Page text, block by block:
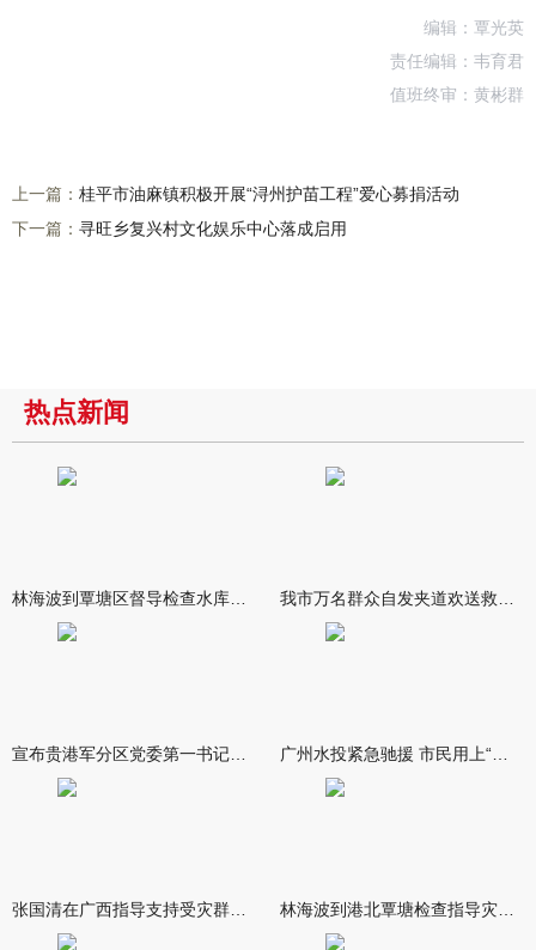
编辑：覃光英
责任编辑：韦育君
值班终审：黄彬群
上一篇： 桂平市油麻镇积极开展“浔州护苗工程”爱心募捐活动
下一篇： 寻旺乡复兴村文化娱乐中心落成启用
热点新闻